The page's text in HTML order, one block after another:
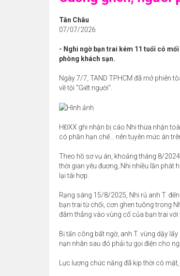
Tân Châu
07/07/2026
- Nghi ngờ bạn trai kém 11 tuổi có
phòng khách sạn.
Ngày 7/7, TAND TPHCM đã mở phiên
về tội “Giết người”.
HĐXX ghi nhận bị cáo Nhi thừa nhận
có phần hạn chế… nên tuyên mức án
Theo hồ sơ vụ án, khoảng tháng 8/
thời gian yêu đương, Nhi nhiều lần phát
lại tái hợp.
Rạng sáng 15/8/2025, Nhi rủ anh T.
bạn trai từ chối, cơn ghen tuông trong
đâm thẳng vào vùng cổ của bạn trai với
Bị tấn công bất ngờ, anh T. vùng dậy
nạn nhân sau đó phải tự gọi điện cho
Lực lượng chức năng đã kịp thời có